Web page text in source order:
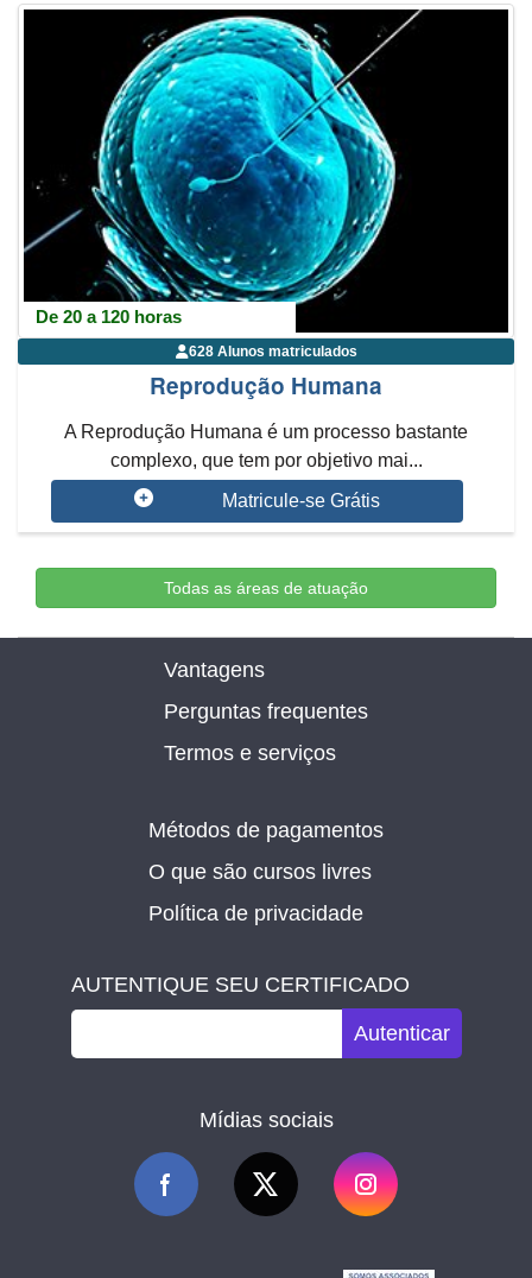
De 20 a 120 horas
628 Alunos matriculados
Reprodução Humana
A Reprodução Humana é um processo bastante
complexo, que tem por objetivo mai...
Matricule-se Grátis
Todas as áreas de atuação
Vantagens
Perguntas frequentes
Termos e serviços
Métodos de pagamentos
O que são cursos livres
Política de privacidade
AUTENTIQUE SEU CERTIFICADO
Autenticar
Mídias sociais